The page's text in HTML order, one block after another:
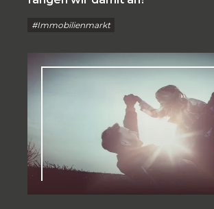
#Immobilienmarkt